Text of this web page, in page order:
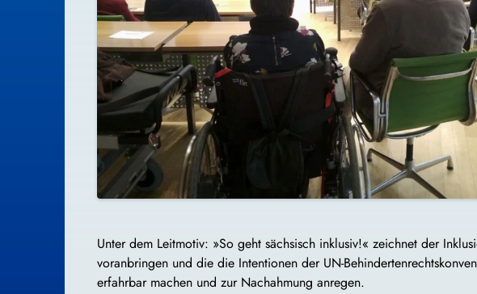
Unter dem Leitmotiv: »So geht sächsisch inklusiv!« zeichnet der
voranbringen und die die Intentionen der UN-
erfahrbar machen und zur Nachahmung anregen.